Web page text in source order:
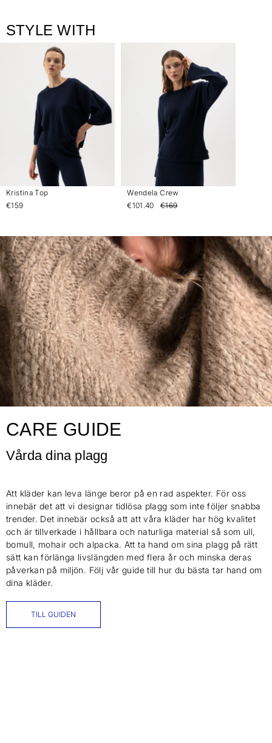
STYLE WITH
Kristina Top
€159
Wendela Crew
€101.40
€169
CARE GUIDE
Vårda dina plagg
Att kläder kan leva länge beror på en rad aspekter. För oss
innebär det att vi designar tidlösa plagg som inte följer snabba
trender. Det innebär också att att våra kläder har hög kvalitet
och är tillverkade i hållbara och naturliga material så som ull,
bomull, mohair och alpacka. Att ta hand om sina plagg på rätt
sätt kan förlänga livslängden med flera år och minska deras
påverkan på miljön. Följ vår guide till hur du bästa tar hand om
dina kläder.
TILL GUIDEN